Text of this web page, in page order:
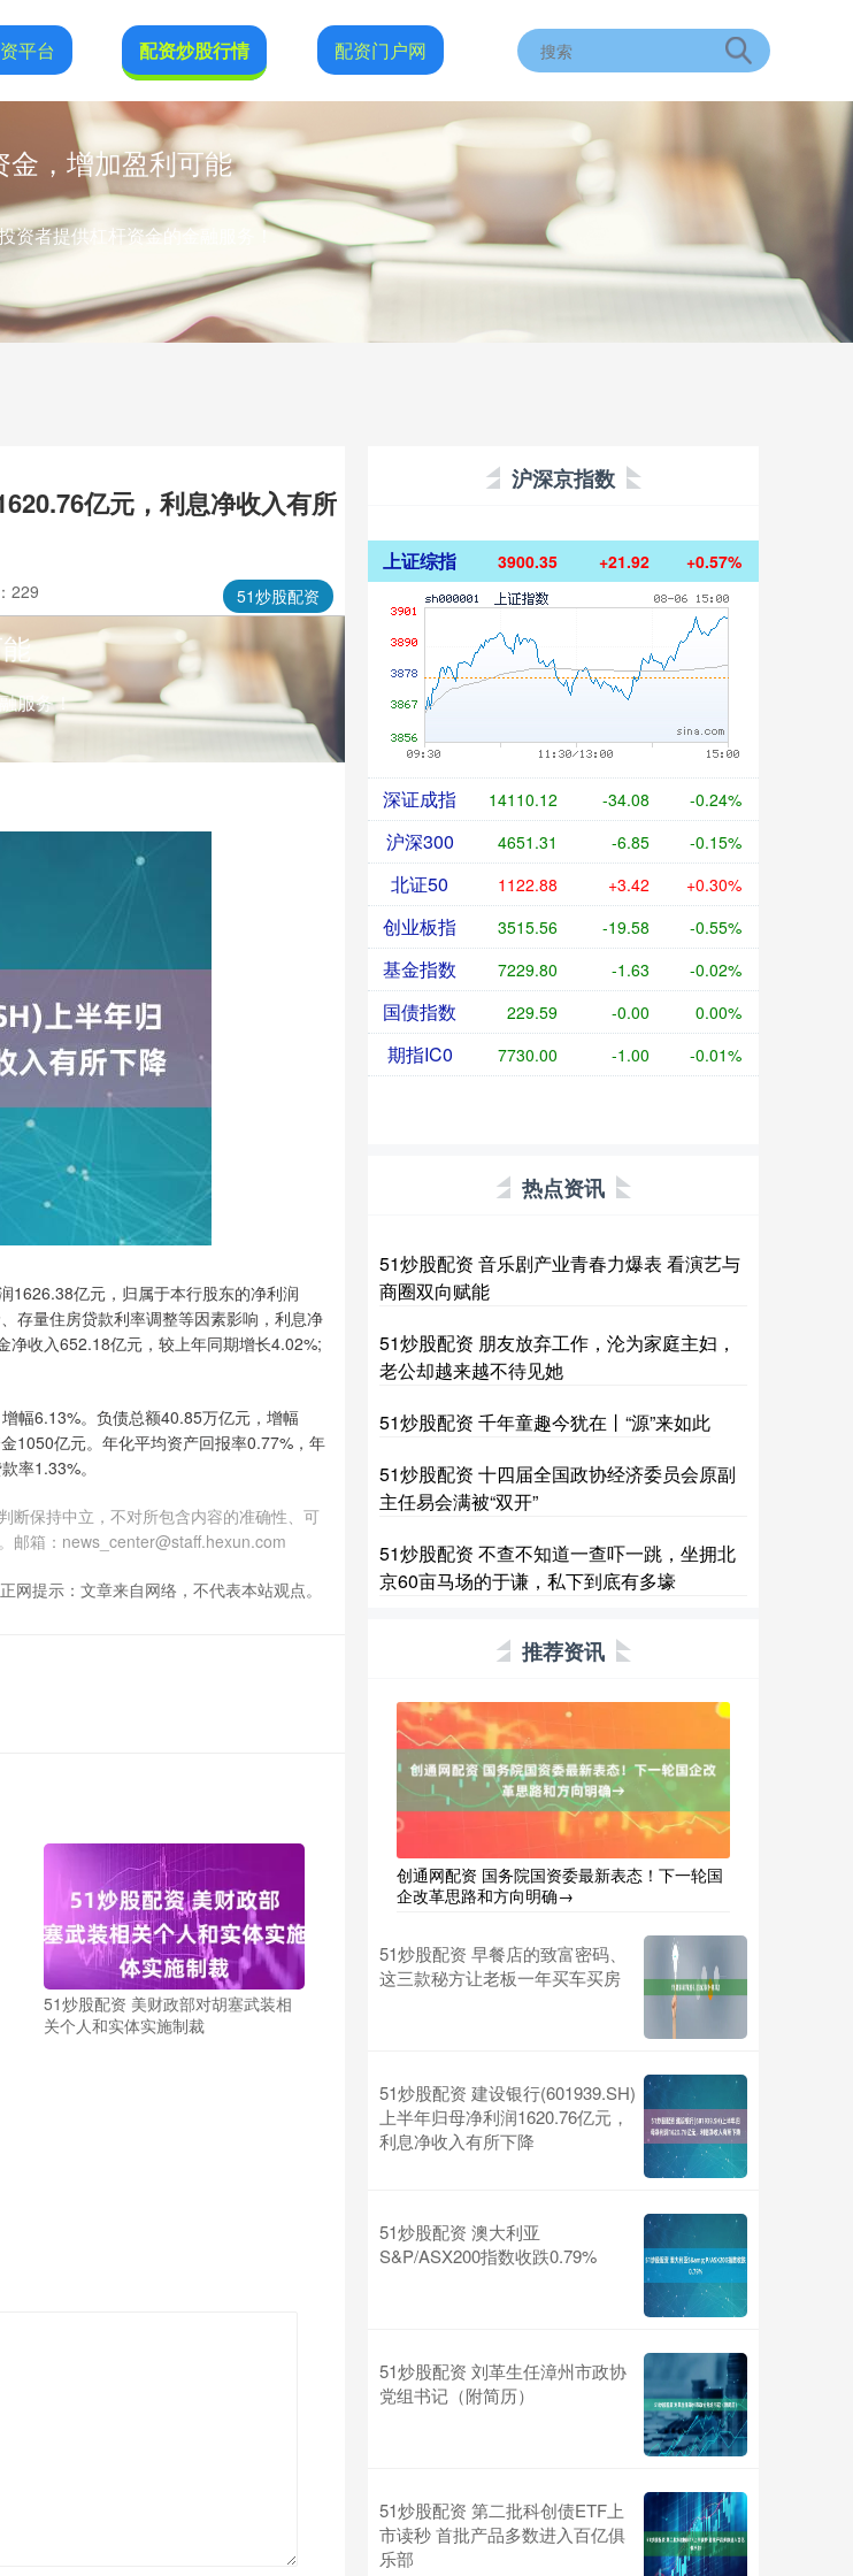
平台 配资炒股行情 配资门户网
金，增加盈利可能
资者提供杠杆资金的金融服务！
亿元，利息净收入有所
51炒股配资
229
服务！
1626.38亿元，归属于本行股东的净利润
存量住房贷款利率调整等因素影响，利息净
净收入652.18亿元，较上年同期增长4.02%;
幅6.13%。负债总额40.85万亿元，增幅
1050亿元。年化平均资产回报率0.77%，年
率1.33%。
断保持中立，不对所包含内容的准确性、可
邮箱：news_center@staff.hexun.com
网提示：文章来自网络，不代表本站观点。
51炒股配资 美财政部对胡塞武装相
关个人和实体实施制裁
沪深京指数
上证综指 3900.35 +21.92 +0.57%
深证成指 14110.12 -34.08 -0.24%
沪深300 4651.31 -6.85 -0.15%
北证50 1122.88 +3.42 +0.30%
创业板指 3515.56 -19.58 -0.55%
基金指数 7229.80 -1.63 -0.02%
国债指数 229.59 -0.00 0.00%
期指IC0 7730.00 -1.00 -0.01%
热点资讯
51炒股配资 音乐剧产业青春力爆表 看演艺与
商圈双向赋能
51炒股配资 朋友放弃工作，沦为家庭主妇，
老公却越来越不待见她
51炒股配资 千年童趣今犹在丨“源”来如此
51炒股配资 十四届全国政协经济委员会原副
主任易会满被“双开”
51炒股配资 不查不知道一查吓一跳，坐拥北
京60亩马场的于谦，私下到底有多壕
推荐资讯
创通网配资 国务院国资委最新表态！下一轮国
企改革思路和方向明确→
51炒股配资 早餐店的致富密码、
这三款秘方让老板一年买车买房
51炒股配资 建设银行(601939.SH)
上半年归母净利润1620.76亿元，
利息净收入有所下降
51炒股配资 澳大利亚
S&P/ASX200指数收跌0.79%
51炒股配资 刘革生任漳州市政协
党组书记（附简历）
51炒股配资 第二批科创债ETF上
市读秒 首批产品多数进入百亿俱
乐部